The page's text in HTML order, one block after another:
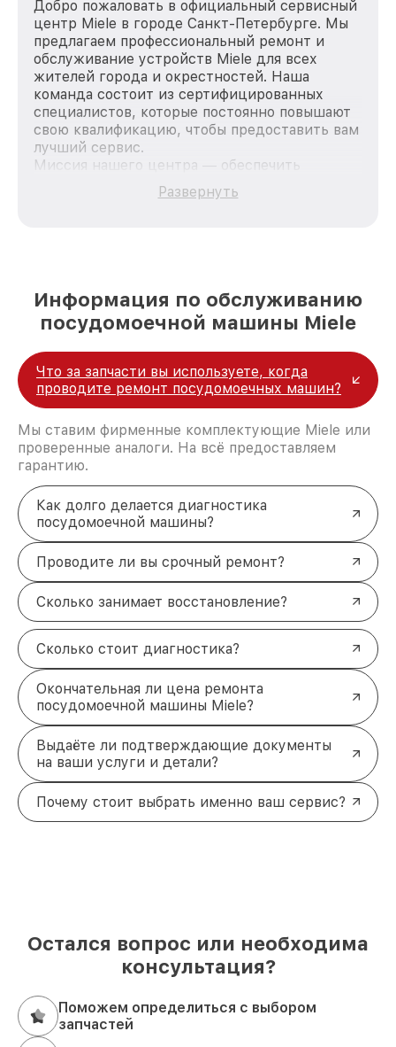
Добро пожаловать в официальный сервисный
центр Miele в городе Санкт-Петербурге. Мы
предлагаем профессиональный ремонт и
обслуживание устройств Miele для всех
жителей города и окрестностей. Наша
команда состоит из сертифицированных
специалистов, которые постоянно повышают
свою квалификацию, чтобы предоставить вам
лучший сервис.
Миссия нашего центра — обеспечить
качественный и доступный ремонт для
каждого пользователя продукции Miele, вне
лучшим сервисным центром Miele в городе
Санкт-Петербурге, постоянно повышая
уровень доверия и лояльности наших
Развернуть
Информация по обслуживанию
посудомоечной машины Miele
Что за запчасти вы используете, когда
проводите ремонт посудомоечных машин?
Мы ставим фирменные комплектующие Miele или
проверенные аналоги. На всё предоставляем
гарантию.
Как долго делается диагностика
посудомоечной машины?
Проводите ли вы срочный ремонт?
Сколько занимает восстановление?
Сколько стоит диагностика?
Окончательная ли цена ремонта
посудомоечной машины Miele?
Выдаёте ли подтверждающие документы
на ваши услуги и детали?
Почему стоит выбрать именно ваш сервис?
Остался вопрос или необходима
консультация?
Поможем определиться с выбором
запчастей